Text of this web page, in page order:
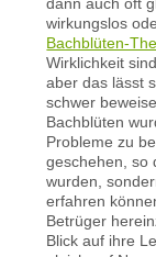
wirkungslos
Bachblüten-
Wirklichkeit
aber das lässt
schwer
Bachblüten
Probleme zu
geschehen, so
wurden,
erfahren
Betrüger
Blick auf ihre